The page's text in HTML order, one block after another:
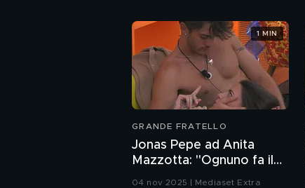
GRANDE FRATELLO
Jonas Pepe ad Anita
Mazzotta: "Ognuno fa il
suo percorso. Questo
04 nov 2025 | Mediaset Extra
1 MIN